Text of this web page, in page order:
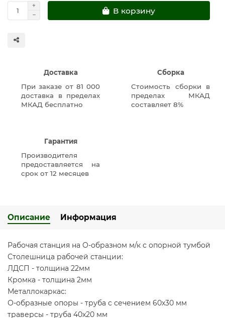
В корзину
Доставка
При заказе от 81 000
доставка в пределах
МКАД бесплатно
Сборка
Стоимость сборки в
пределах МКАД
составляет 8%
Гарантия
Производителя
предоставляется на
срок от 12 месяцев
Описание Информация
Рабочая станция на О-образном м/к с опорной тумбой
Столешница рабочей станции:
ЛДСП - толщина 22мм
Кромка - толщина 2мм
Металлокаркас:
О-образные опоры - труба с сечением 60х30 мм
траверсы - труба 40х20 мм